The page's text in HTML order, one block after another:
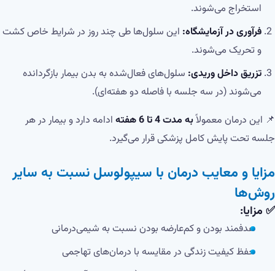
استخراج می‌شوند.
فرآوری در آزمایشگاه: این سلول‌ها طی چند روز در شرایط خاص کشت
و تحریک می‌شوند.
تزریق داخل وریدی: سلول‌های فعال‌شده به بدن بیمار بازگردانده
می‌شوند (در سه جلسه با فاصله دو هفته‌ای).
📌 این درمان معمولاًبه مدت 4 تا 6 هفته
ادامه دارد و بیمار در هر
جلسه تحت پایش کامل پزشکی قرار می‌گیرد.
مزایا و معایب درمان با سیپولوسل نسبت به سایر
روش‌ها
✅ مزایا:
هدفمند بودن و کم‌عارضه بودن نسبت به شیمی‌درمانی
حفظ کیفیت زندگی در مقایسه با درمان‌های تهاجمی